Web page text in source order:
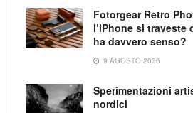
Fotorgear Retro
l’iPhone si traveste
ha davvero senso?
9 AGOSTO 2026
Sperimentazioni
nordici